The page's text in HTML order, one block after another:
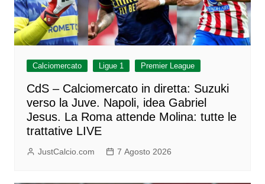
Calciomercato Ligue 1 Premier League
CdS – Calciomercato in diretta: Suzuki
verso la Juve. Napoli, idea Gabriel
Jesus. La Roma attende Molina: tutte le
trattative LIVE
JustCalcio.com 7 Agosto 2026